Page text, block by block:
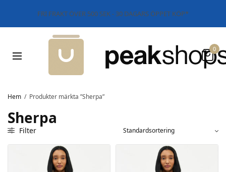
FRI FRAKT ÖVER 500 SEK - 30 DAGARS ÖPPET KÖP*
0
Hem / Produkter märkta ”Sherpa”
Sherpa
Filter